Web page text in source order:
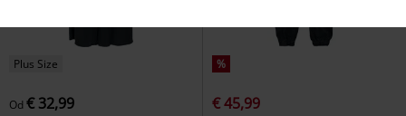
Plus Size
Od € 32,99
%
€ 45,99